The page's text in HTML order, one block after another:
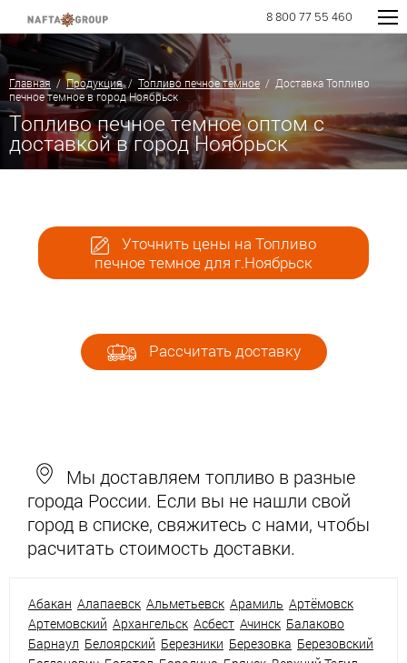
8 800 77 55 460
Главная /Продукция/ Топливо печное темное / Доставка Топливо
печное темное в город Ноябрьск
Топливо печное темное оптом с
доставкой в город Ноябрьск
Уточнить цены на Топливо
печное темное для г.Ноябрьск
Рассчитать доставку
Мы доставляем топливо в разные
города России. Если вы не нашли свой
город в списке, свяжитесь с нами, чтобы
расчитать стоимость доставки.
Абакан Алапаевск Альметьевск Арамиль Артёмовск
Артемовский Архангельск Асбест Ачинск Балаково
Барнаул Белоярский Березники Березовка Березовский